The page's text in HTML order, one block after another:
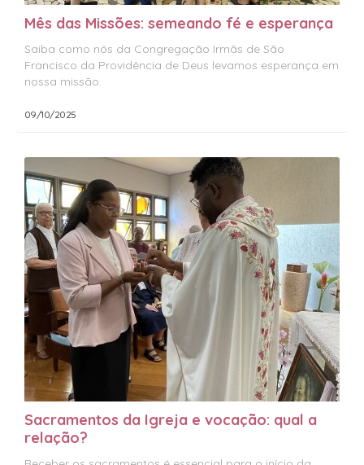
Mês das Missões: semeando fé e esperança
Saiba como nós da Congregação Irmãs de São
Francisco da Providência de Deus levamos esperança em
nossa missão.
09/10/2025
Sacramentos da Igreja e vocação: qual a
relação?